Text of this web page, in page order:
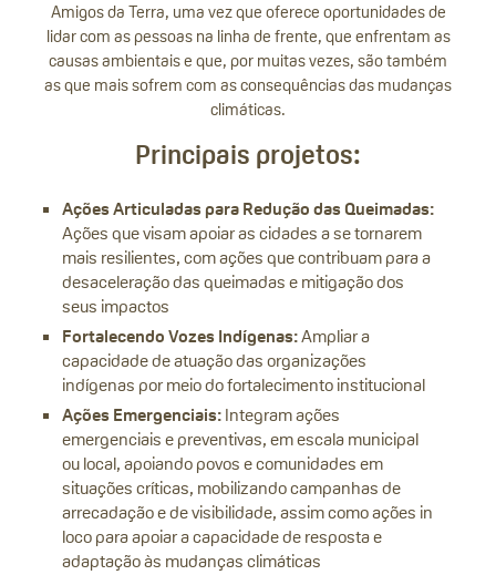
Amigos da Terra, uma vez que oferece oportunidades de
lidar com as pessoas na linha de frente, que enfrentam as
causas ambientais e que, por muitas vezes, são também
as que mais sofrem com as consequências das mudanças
climáticas.
Principais projetos:
Ações Articuladas para Redução das Queimadas:
Ações que visam apoiar as cidades a se tornarem
mais resilientes, com ações que contribuam para a
desaceleração das queimadas e mitigação dos
seus impactos
Fortalecendo Vozes Indígenas:Ampliar a
capacidade de atuação das organizações
indígenas por meio do fortalecimento institucional
Ações Emergenciais:Integram ações
emergenciais e preventivas, em escala municipal
ou local, apoiando povos e comunidades em
situações críticas, mobilizando campanhas de
arrecadação e de visibilidade, assim como ações in
loco para apoiar a capacidade de resposta e
adaptação às mudanças climáticas